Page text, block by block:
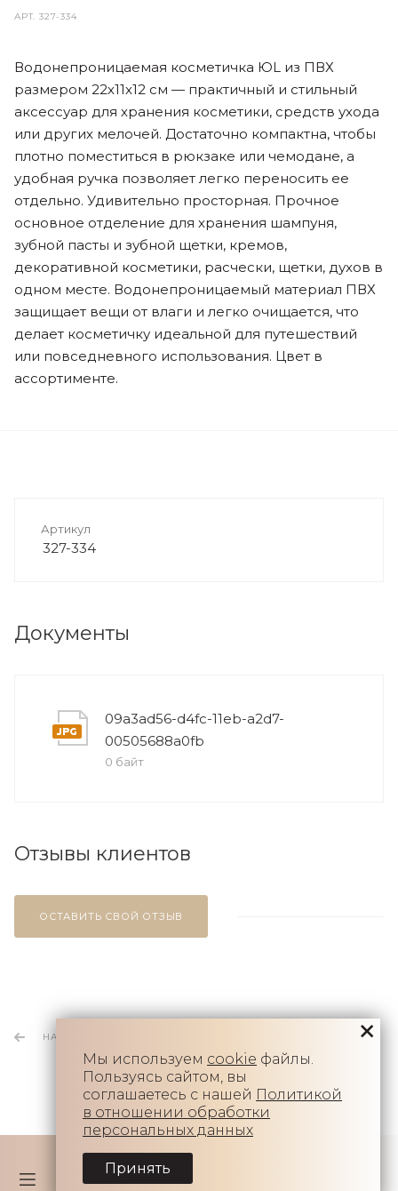
АРТ.327-334
Водонепроницаемая косметичка ЮL из ПВХ
размером 22х11х12 см — практичный и стильный
аксессуар для хранения косметики, средств ухода
или других мелочей. Достаточно компактна, чтобы
плотно поместиться в рюкзаке или чемодане, а
удобная ручка позволяет легко переносить ее
отдельно. Удивительно просторная. Прочное
основное отделение для хранения шампуня,
зубной пасты и зубной щетки, кремов,
декоративной косметики, расчески, щетки, духов в
одном месте. Водонепроницаемый материал ПВХ
защищает вещи от влаги и легко очищается, что
делает косметичку идеальной для путешествий
или повседневного использования. Цвет в
ассортименте.
Артикул
327-334
Документы
09a3ad56-d4fc-11eb-a2d7-
00505688a0fb
0 байт
Отзывы клиентов
ОСТАВИТЬ СВОЙ ОТЗЫВ
НАЗАД К СПИСКУ
Мы используем cookie файлы.
Пользуясь сайтом, вы
соглашаетесь с нашей Политикой
в отношении обработки
персональных данных
Принять